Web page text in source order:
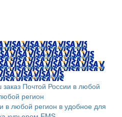
способом: наличными
картой; в любом отделении
в платежных терминалах и
любым способом
Почтой России в любой
регион
в любой регион в удобное для